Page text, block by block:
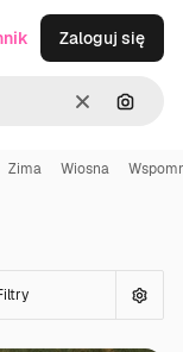
WyczyśćSzukaj
Zaloguj się
Zima Wiosna